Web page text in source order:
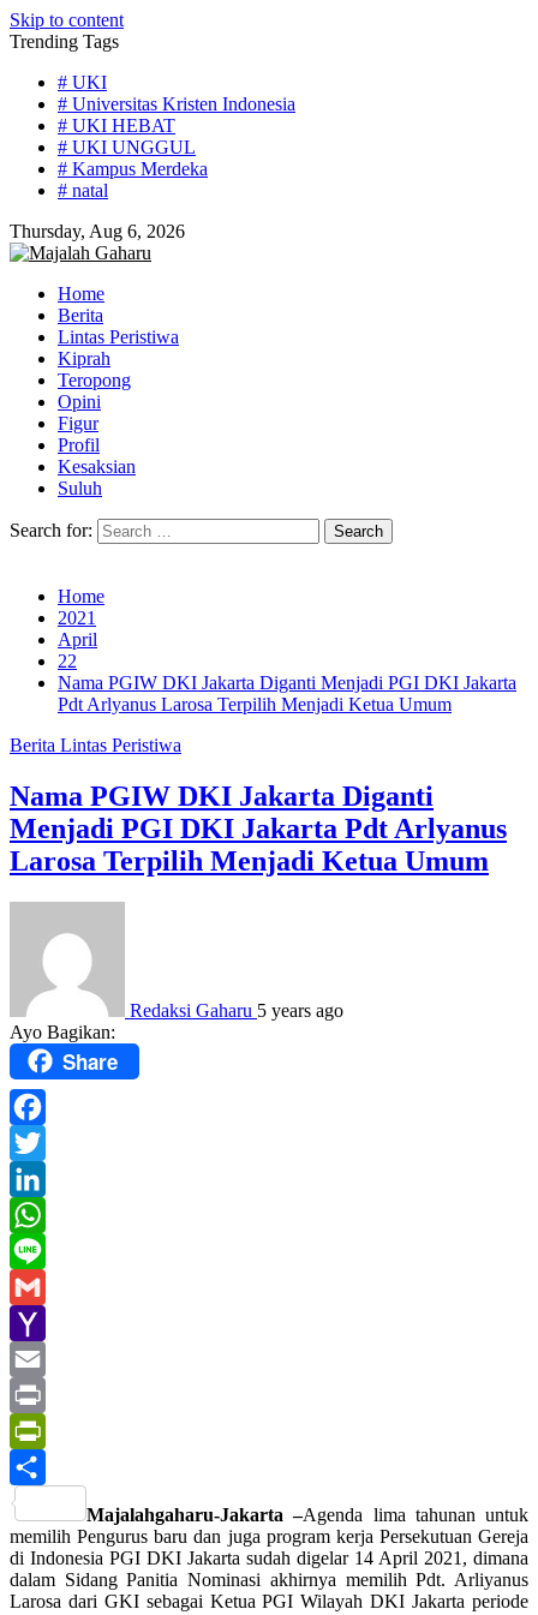
Skip to content
Trending Tags
# UKI
# Universitas Kristen Indonesia
# UKI HEBAT
# UKI UNGGUL
# Kampus Merdeka
# natal
Thursday, Aug 6, 2026
Home
Berita
Lintas Peristiwa
Kiprah
Teropong
Opini
Figur
Profil
Kesaksian
Suluh
Search for:
Home
2021
April
22
Nama PGIW DKI Jakarta Diganti Menjadi PGI DKI Jakarta
Pdt Arlyanus Larosa Terpilih Menjadi Ketua Umum
Berita Lintas Peristiwa
Nama PGIW DKI Jakarta Diganti
Menjadi PGI DKI Jakarta Pdt Arlyanus
Larosa Terpilih Menjadi Ketua Umum
Redaksi Gaharu 5 years ago
Ayo Bagikan:
Share
Facebook
Twitter
LinkedIn
WhatsApp
Line
Gmail
Yahoo
Mail
Email
Print
PrintFriendly
Share
Majalahgaharu-Jakarta –Agenda lima tahunan untuk
memilih Pengurus baru dan juga program kerja Persekutuan Gereja
di Indonesia PGI DKI Jakarta sudah digelar 14 April 2021, dimana
dalam Sidang Panitia Nominasi akhirnya memilih Pdt. Arliyanus
Larosa dari GKI sebagai Ketua PGI Wilayah DKI Jakarta periode